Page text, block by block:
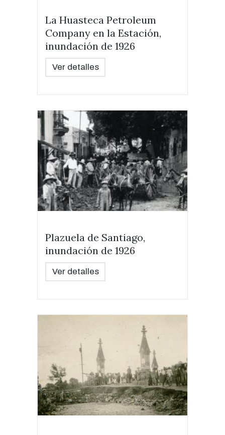
La Huasteca Petroleum
Company en la Estación,
inundación de 1926
Ver detalles
Plazuela de Santiago,
inundación de 1926
Ver detalles